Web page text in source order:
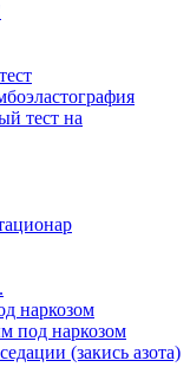
тест на
наркозом
под наркозом
(закись азота)